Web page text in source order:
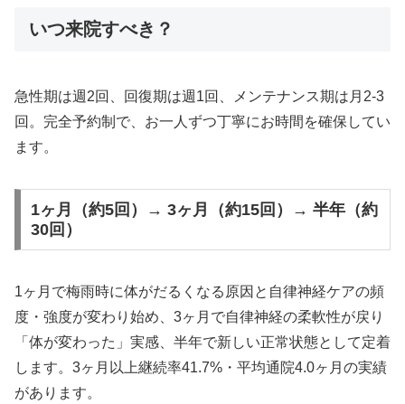
いつ来院すべき？
急性期は週2回、回復期は週1回、メンテナンス期は月2-3
回。完全予約制で、お一人ずつ丁寧にお時間を確保してい
ます。
1ヶ月（約5回）→ 3ヶ月（約15回）→ 半年（約
30回）
1ヶ月で梅雨時に体がだるくなる原因と自律神経ケアの頻
度・強度が変わり始め、3ヶ月で自律神経の柔軟性が戻り
「体が変わった」実感、半年で新しい正常状態として定着
します。3ヶ月以上継続率41.7%・平均通院4.0ヶ月の実績
があります。